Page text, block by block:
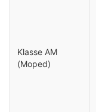
Klasse AM
(Moped)